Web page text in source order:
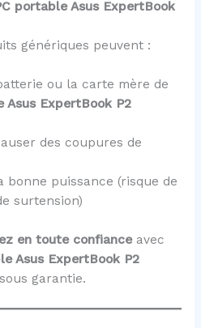
portable Asus ExpertBook
génériques peuvent :
ou la carte mère de
Asus ExpertBook P2
des coupures de
bonne puissance (risque de
surtension)
en toute confianceavec
Asus ExpertBook P2
garantie.